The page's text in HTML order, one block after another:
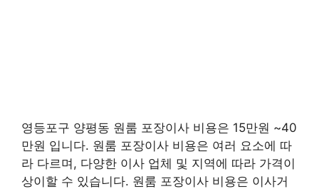
영등포구 양평동 원룸 포장이사 비용은 15만원 ~40
만원 입니다. 원룸 포장이사 비용은 여러 요소에 따
라 다르며, 다양한 이사 업체 및 지역에 따라 가격이
상이할 수 있습니다. 원룸 포장이사 비용은 이사거